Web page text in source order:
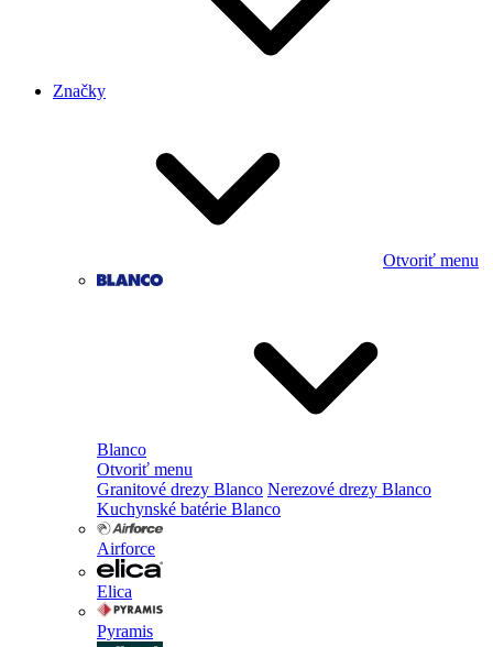
Značky
Otvoriť menu
Blanco
Otvoriť menu
Granitové drezy Blanco Nerezové drezy Blanco
Kuchynské batérie Blanco
Airforce
Elica
Pyramis